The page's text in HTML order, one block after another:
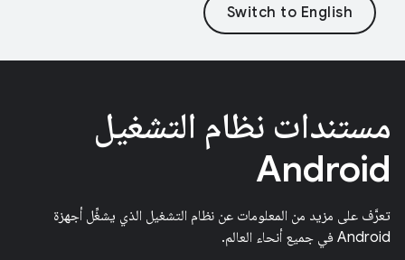
مستندات نظام التشغيل
Android
تعرَّف على مزيد من المعلومات عن نظام التشغيل الذي يشغِّل أجهزة
Android في جميع أنحاء العالم.